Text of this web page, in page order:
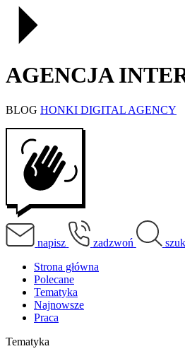
AGENCJA
BLOG HONKI DIGITAL AGENCY
napisz zadzwoń
Strona główna
Polecane
Tematyka
Najnowsze
Praca
Tematyka